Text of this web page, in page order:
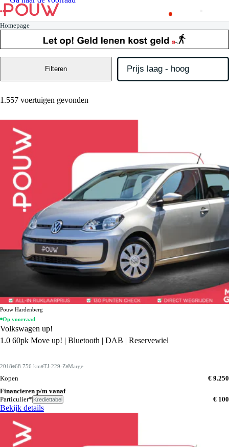
Homepage
1.557 voertuigen gevonden
Filteren
Pouw Hardenberg
Op voorraad
Volkswagen up!
1.0 60pk Move up! | Bluetooth | DAB | Reservewiel
2018 68.756 km TJ-229-Z Marge
Kopen
€ 9.250
Financieren p/m vanaf
Particulier* Krediettabel € 100
Bekijk details